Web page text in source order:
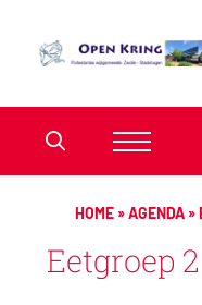
HOME »AGENDA »
Eetgroep